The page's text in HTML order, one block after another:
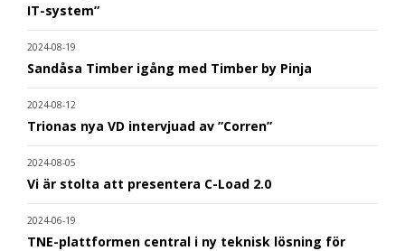
IT-system”
2024-08-19
Sandåsa Timber igång med Timber by Pinja
2024-08-12
Trionas nya VD intervjuad av ”Corren”
2024-08-05
Vi är stolta att presentera C-Load 2.0
2024-06-19
TNE-plattformen central i ny teknisk lösning för